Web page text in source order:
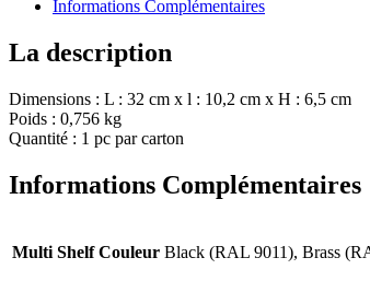
Informations Complémentaires
La description
Dimensions : L : 32 cm x l : 10,2 cm x H : 6,5 cm
Poids : 0,756 kg
Quantité : 1 pc par carton
Informations Complémentaires
Multi Shelf Couleur Black (RAL 9011), Brass